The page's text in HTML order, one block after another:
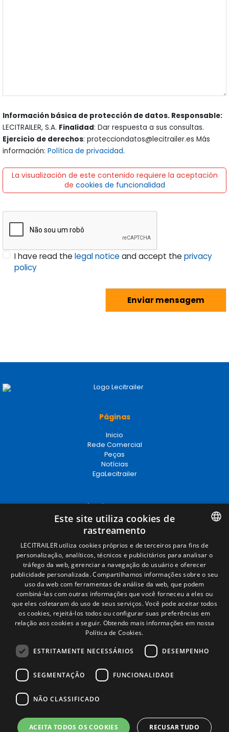
Información básica de protección de datos. Responsable:
LECITRAILER, S.A. Finalidad: Dar respuesta a sus consultas.
Ejercicio de derechos: protecciondatos@lecitrailer.es Más
información: Política de privacidad.
La visualización de este contenido requiere la aceptación
de cookies de funcionalidad
I have read thelegal noticeand accept theprivacy
policy
Páginas
Inicio
Rede Comercial
Peças
Notícias
EgaLecitrailer
Términos legales
Aviso legal
Política de privacidade
Política de cookies
Condições Gerais de Venda
Gerenciar cookies
Contacto
Camino de los Huertos, S/N. Apdo 100
50620 - Casetas (Zaragoza) SPAIN
+(34) 976 462 121
SPANISH
ENGLISH
FRENCH
ITALIAN
PORTUGUESE
Este site utiliza cookies de
rastreamento
LECITRAILER utiliza cookies próprios e de terceiros para fins de
personalização, analíticos, técnicos e publicitários para analisar o
tráfego da web, gerenciar a navegação do usuário e oferecer
publicidade personalizada. Compartilhamos informações sobre o seu
uso da web com ferramentas de análise da web, que podem
combiná-las com outras informações que você forneceu a eles ou
que eles coletaram do uso de seus serviços. Você pode aceitar todos
os cookies, rejeitá-los todos ou configurar suas preferências em
relação aos cookies a seguir. Obtendo mais informações em nossa
Política de Cookies.
ESTRITAMENTE NECESSÁRIOS DESEMPENHO
SEGMENTAÇÃO FUNCIONALIDADE
NÃO CLASSIFICADO
ACEITA TODOS OS COOKIES RECUSAR TUDO